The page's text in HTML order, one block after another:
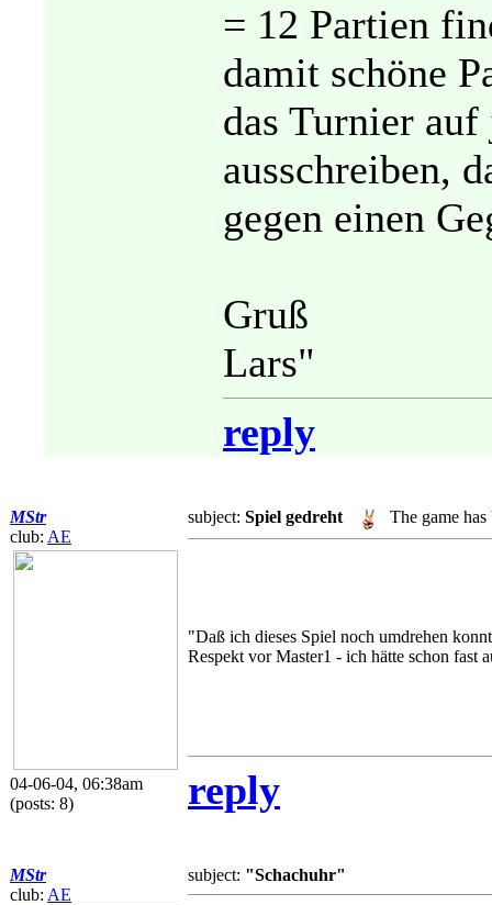
= 12 Partien
damit schöne
das Turnier
ausschreiben,
gegen einen
Gruß
Lars"
reply
MStr
club: AE
04-06-04, 06:38am
(posts: 8)
subject: Spiel gedreht The game has
"Daß ich dieses Spiel noch umdrehen
Respekt vor Master1 - ich hätte schon fast
reply
MStr
club: AE
subject: "Schachuhr"